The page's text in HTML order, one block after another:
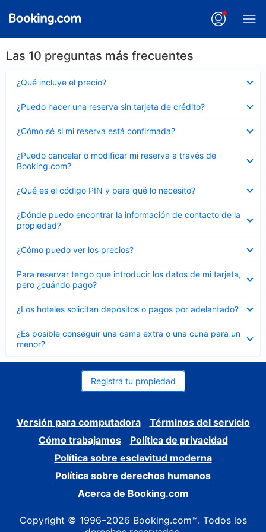
Las 10 preguntas más frecuentes
¿Qué incluye el precio?
cerrado
¿Puedo hacer una reserva sin tarjeta de crédito?
cerrado
¿Cómo sé si mi reserva está confirmada?
cerrado
¿Puedo cancelar o modificar mi reserva a través de
Booking.com?
cerrado
¿Qué es el código PIN y para qué lo necesito?
cerrado
¿Dónde puedo encontrar la información de contacto de la
propiedad?
cerrado
¿Cómo puedo ver los precios?
cerrado
Para reservar tengo que introducir los datos de mi tarjeta,
pero ¿cuándo pago?
cerrado
¿Los hoteles solicitan depósitos o pagos por adelantado?
cerrado
¿Es posible conseguir una cama extra o una cuna para un
menor?
cerrado
Registrá tu propiedad
Versión para computadora
Términos del servicio
Cómo trabajamos
Política de privacidad
Política sobre esclavitud moderna
Política sobre derechos humanos
Acerca de Booking.com
Copyright © 1996–2026 Booking.com™. Todos los